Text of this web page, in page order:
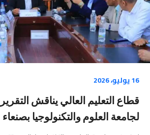
16 يوليو، 2026
قطاع التعليم العالي يناقش
لجامعة العلوم والتكنولوجيا بصنعاء